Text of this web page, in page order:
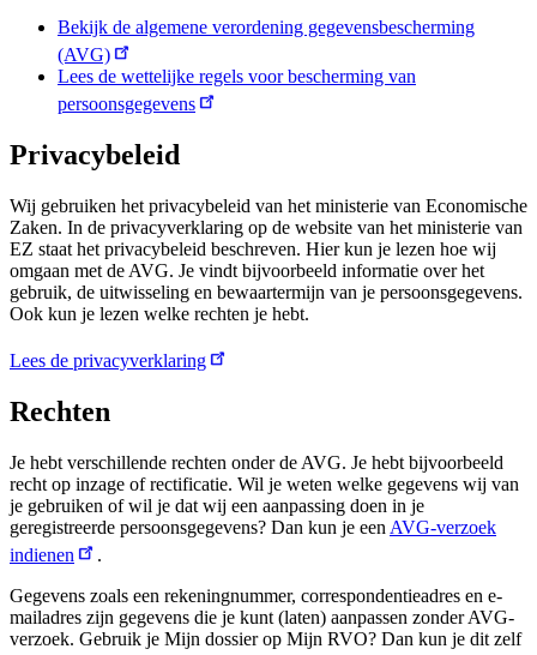
Bekijk de algemene verordening gegevensbescherming
(AVG)
Lees de wettelijke regels voor bescherming van
persoonsgegevens
Privacybeleid
Wij gebruiken het privacybeleid van het ministerie van Economische
Zaken. In de privacyverklaring op de website van het ministerie van
EZ staat het privacybeleid beschreven. Hier kun je lezen hoe wij
omgaan met de AVG. Je vindt bijvoorbeeld informatie over het
gebruik, de uitwisseling en bewaartermijn van je persoonsgegevens.
Ook kun je lezen welke rechten je hebt.
Lees de privacyverklaring
Rechten
Je hebt verschillende rechten onder de AVG. Je hebt bijvoorbeeld
recht op inzage of rectificatie. Wil je weten welke gegevens wij van
je gebruiken of wil je dat wij een aanpassing doen in je
geregistreerde persoonsgegevens? Dan kun je een AVG-verzoek
indienen
.
Gegevens zoals een rekeningnummer, correspondentieadres en e-
mailadres zijn gegevens die je kunt (laten) aanpassen zonder AVG-
verzoek. Gebruik je Mijn dossier op Mijn RVO? Dan kun je dit zelf